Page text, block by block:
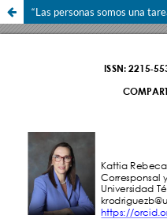
“Las personas somos una